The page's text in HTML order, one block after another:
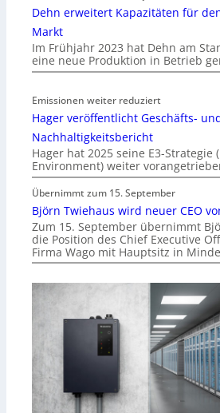
Dehn erweitert Kapazitäten für
Markt
Im Frühjahr 2023 hat Dehn am
eine neue Produktion in Betrieb
Emissionen weiter reduziert
Hager veröffentlicht Geschäfts-
Nachhaltigkeitsbericht
Hager hat 2025 seine E3-Strategie
Environment) weiter
Übernimmt zum 15. September
Björn Twiehaus wird neuer CEO
Zum 15. September übernimmt
die Position des Chief Executive
Firma Wago mit Hauptsitz in